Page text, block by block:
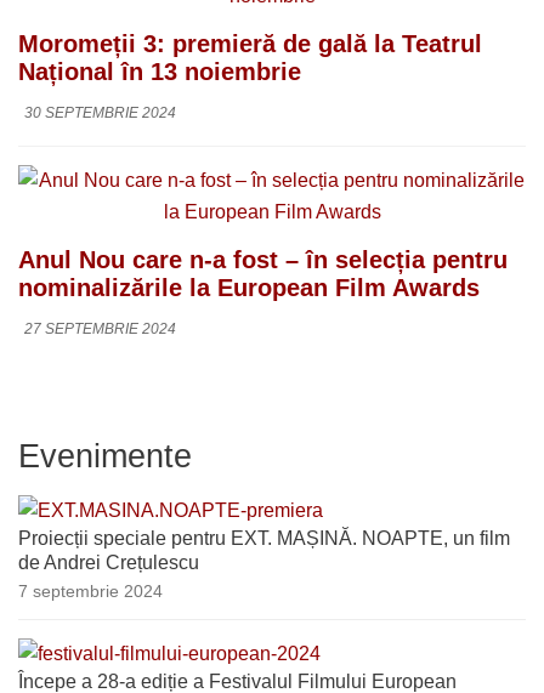
Moromeții 3: premieră de gală la Teatrul
Național în 13 noiembrie
30 SEPTEMBRIE 2024
Anul Nou care n-a fost – în selecția pentru
nominalizările la European Film Awards
27 SEPTEMBRIE 2024
Evenimente
Proiecții speciale pentru EXT. MAȘINĂ. NOAPTE, un film
de Andrei Crețulescu
7 septembrie 2024
Începe a 28-a ediție a Festivalul Filmului European